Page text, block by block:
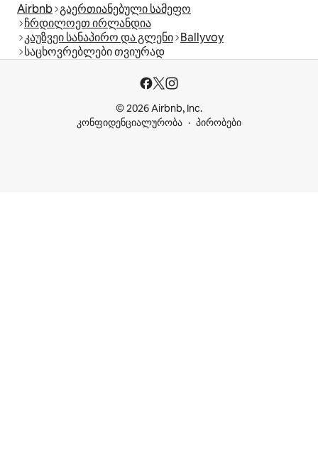
Airbnb გაერთიანებული სამეფო
ჩრდილოეთ ირლანდია
კაუზვეი სანაპირო და გლენი Ballyvoy
საცხოვრებლები თვიურად
© 2026 Airbnb, Inc.
კონფიდენციალურობა
პირობები